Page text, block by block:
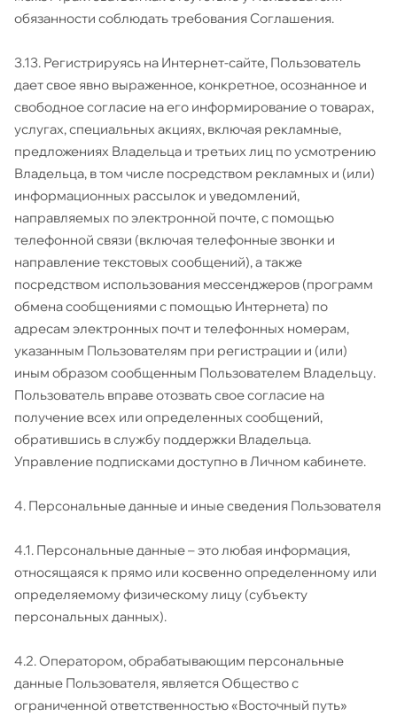
обязанности соблюдать требования Соглашения.
3.13. Регистрируясь на Интернет-сайте, Пользователь
дает свое явно выраженное, конкретное, осознанное и
свободное согласие на его информирование о товарах,
услугах, специальных акциях, включая рекламные,
предложениях Владельца и третьих лиц по усмотрению
Владельца, в том числе посредством рекламных и (или)
информационных рассылок и уведомлений,
направляемых по электронной почте, с помощью
телефонной связи (включая телефонные звонки и
направление текстовых сообщений), а также
посредством использования мессенджеров (программ
обмена сообщениями с помощью Интернета) по
адресам электронных почт и телефонных номерам,
указанным Пользователям при регистрации и (или)
иным образом сообщенным Пользователем Владельцу.
Пользователь вправе отозвать свое согласие на
получение всех или определенных сообщений,
обратившись в службу поддержки Владельца.
Управление подписками доступно в Личном кабинете.
4. Персональные данные и иные сведения Пользователя
4.1. Персональные данные – это любая информация,
относящаяся к прямо или косвенно определенному или
определяемому физическому лицу (субъекту
персональных данных).
4.2. Оператором, обрабатывающим персональные
данные Пользователя, является Общество с
ограниченной ответственностью «Восточный путь»